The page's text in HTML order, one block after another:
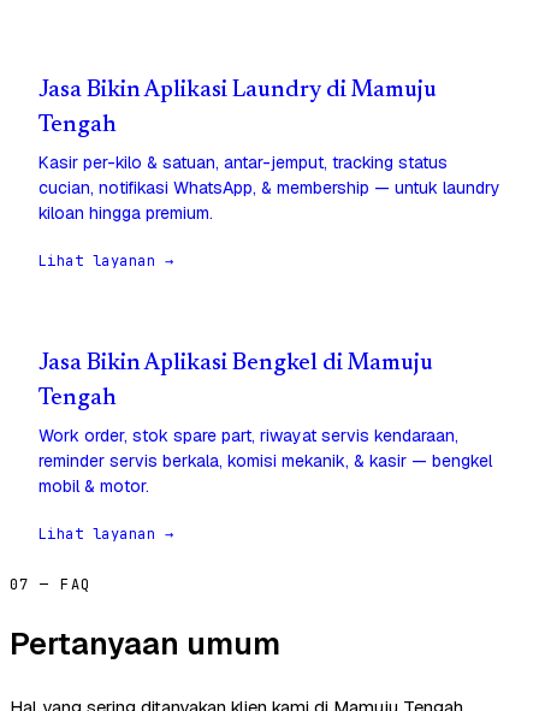
Jasa Bikin Aplikasi Laundry di Mamuju
Tengah
Kasir per-kilo & satuan, antar-jemput, tracking status
cucian, notifikasi WhatsApp, & membership — untuk laundry
kiloan hingga premium.
Lihat layanan →
Jasa Bikin Aplikasi Bengkel di Mamuju
Tengah
Work order, stok spare part, riwayat servis kendaraan,
reminder servis berkala, komisi mekanik, & kasir — bengkel
mobil & motor.
Lihat layanan →
07 — FAQ
Pertanyaan umum